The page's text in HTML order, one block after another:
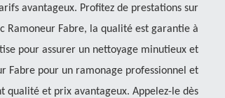
avantageux. Profitez de prestations sur
Ramoneur Fabre, la qualité est garantie à
pour assurer un nettoyage minutieux et
Fabre pour un ramonage professionnel et
qualité et prix avantageux. Appelez-le dès